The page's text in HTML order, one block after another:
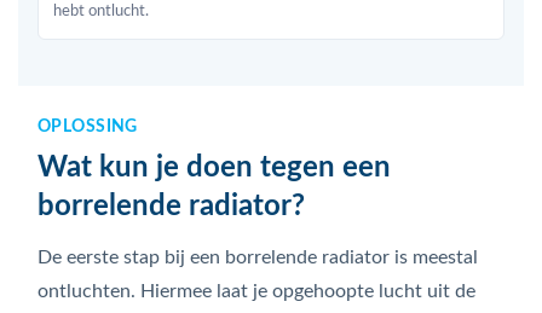
hebt ontlucht.
OPLOSSING
Wat kun je doen tegen een
borrelende radiator?
De eerste stap bij een borrelende radiator is meestal
ontluchten. Hiermee laat je opgehoopte lucht uit de